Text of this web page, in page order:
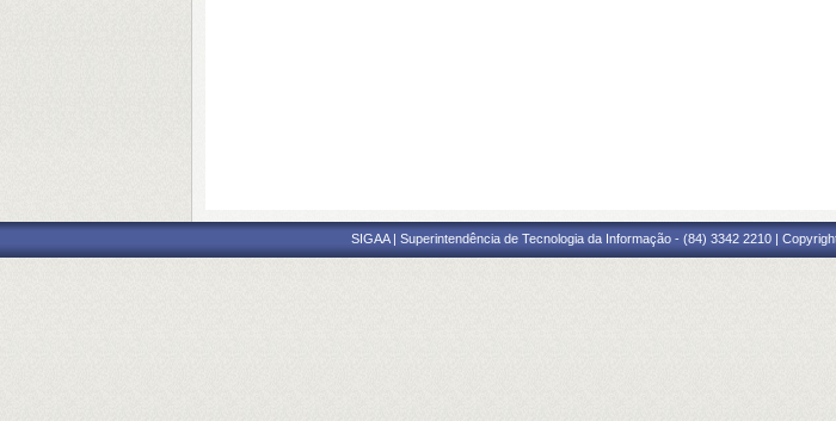
SIGAA | Superintendência de Tecnologia da Informação - (84) 3342 2210 |